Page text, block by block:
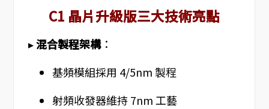
C1 晶片升級版三大技術亮點
▸混合製程架構：
基頻模組採用 4/5nm 製程
射頻收發器維持 7nm 工藝